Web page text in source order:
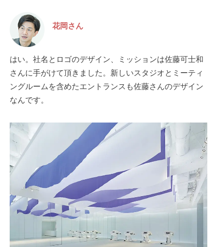
花岡さん
はい。社名とロゴのデザイン、ミッションは佐藤可士和
さんに手がけて頂きました。新しいスタジオとミーティ
ングルームを含めたエントランスも佐藤さんのデザイン
なんです。